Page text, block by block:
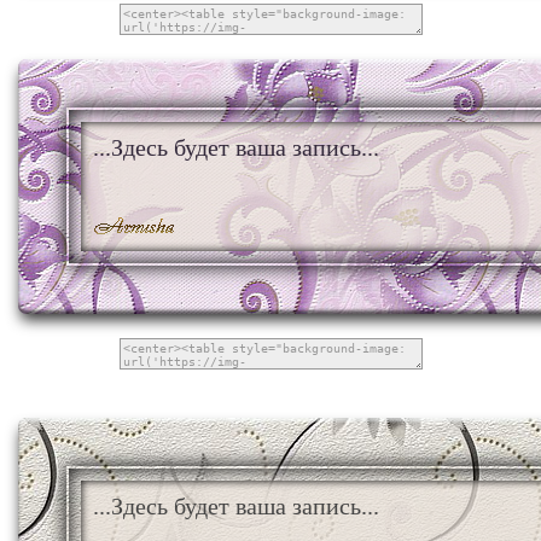
...Здесь будет ваша запись...
...Здесь будет ваша запись...